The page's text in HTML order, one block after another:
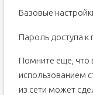
Базовые
Пароль доступа к
Помните еще, что
использованием
из сети может